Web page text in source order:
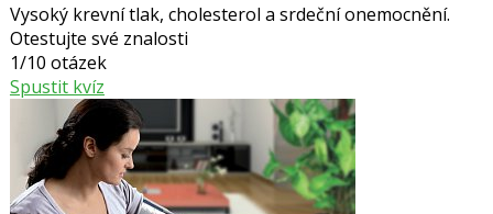
Vysoký krevní tlak, cholesterol a srdeční onemocnění.
Otestujte své znalosti
1/10 otázek
Spustit kvíz